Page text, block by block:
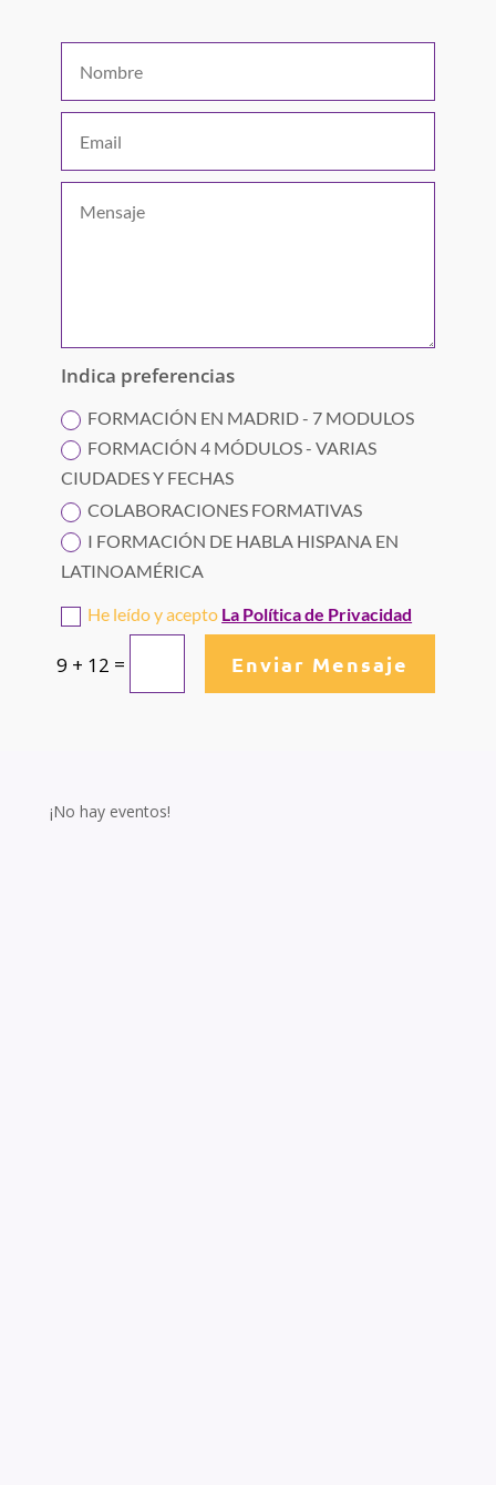
Indica preferencias
FORMACIÓN EN MADRID - 7 MODULOS
FORMACIÓN 4 MÓDULOS - VARIAS
CIUDADES Y FECHAS
COLABORACIONES FORMATIVAS
I FORMACIÓN DE HABLA HISPANA EN
LATINOAMÉRICA
He leído y acepto La Política de Privacidad
9 + 12 = Enviar Mensaje
¡No hay eventos!